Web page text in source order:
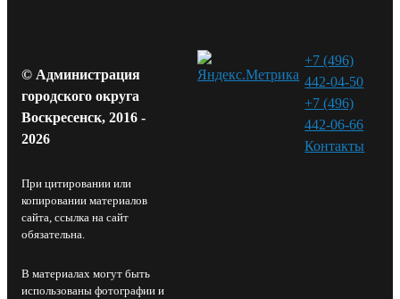
© Администрация
городского округа
Воскресенск, 2016 -
2026
При цитировании или
копировании материалов
сайта, ссылка на сайт
обязательна.
В материалах могут быть
использованы фотографии и
+7 (496)
442-04-50
+7 (496)
442-06-66
Контакты⁠